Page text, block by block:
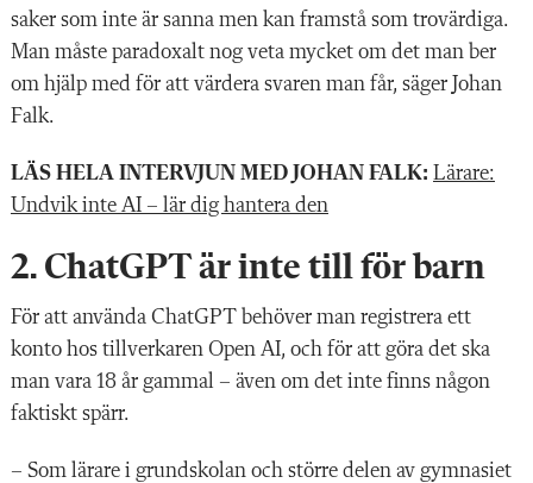
saker som inte är sanna men kan framstå som trovärdiga.
Man måste paradoxalt nog veta mycket om det man ber
om hjälp med för att värdera svaren man får, säger Johan
Falk.
LÄS HELA INTERVJUN MED JOHAN FALK: Lärare:
Undvik inte AI – lär dig hantera den
2. ChatGPT är inte till för barn
För att använda ChatGPT behöver man registrera ett
konto hos tillverkaren Open AI, och för att göra det ska
man vara 18 år gammal – även om det inte finns någon
faktiskt spärr.
– Som lärare i grundskolan och större delen av gymnasiet